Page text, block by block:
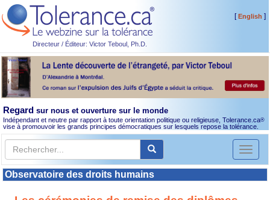
Directeur / Éditeur: Victor Teboul, Ph.D.
[English ]
Regard sur nous et ouverture sur le monde
Indépendant et neutre par rapport à toute orientation politique ou religieuse, Tolerance.ca®
vise à promouvoir les grands principes démocratiques sur lesquels repose la tolérance.
Toggle
Observatoire des droits humains